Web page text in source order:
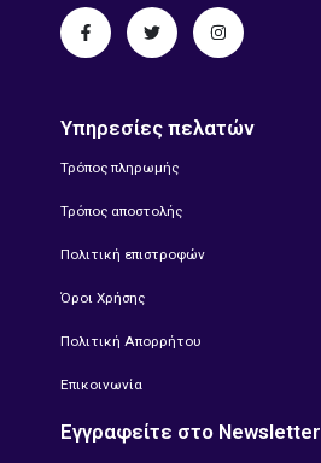
Υπηρεσίες πελατών
Τρόπος πληρωμής
Τρόπος αποστολής
Πολιτική επιστροφών
Όροι Χρήσης
Πολιτική Απορρήτου
Επικοινωνία
Εγγραφείτε στο Newsletter